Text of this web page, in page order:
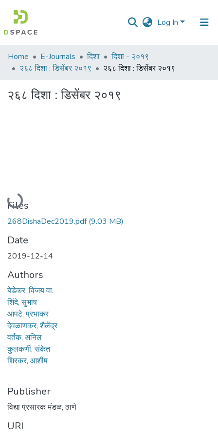
Log In
Communities
&
All of DSpace
Home E-Journals दिशा
दिशा - २०१९
२६८ दिशा : डिसेंबर २०१९
२६८ दिशा : डिसेंबर २०१९
२६८ दिशा : डिसेंबर २०१९
Loading...
Files
268DishaDec2019.pdf(9.03 MB)
Date
2019-12-14
Authors
बेडेकर, विजय वा.
शिंदे, सुभाष
आपटे, प्रभाकर
देवळाणकर, शैलेंद्र
वर्तक, अनिल
कुलकर्णी, संकेत
शिरकर, आशीष
Publisher
विद्या प्रसारक मंडळ, ठाणे
URI